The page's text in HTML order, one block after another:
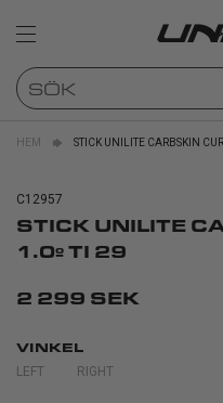
HEM STICK UNILITE CARBSKIN
C12957
STICK UNILITE
1.0º TI 29
2 299 SEK
VINKEL
LEFT RIGHT